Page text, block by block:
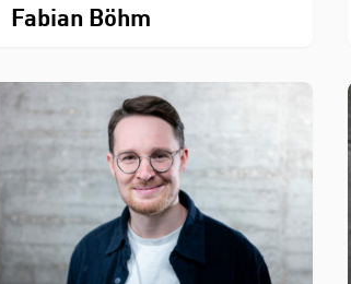
Fabian Böhm